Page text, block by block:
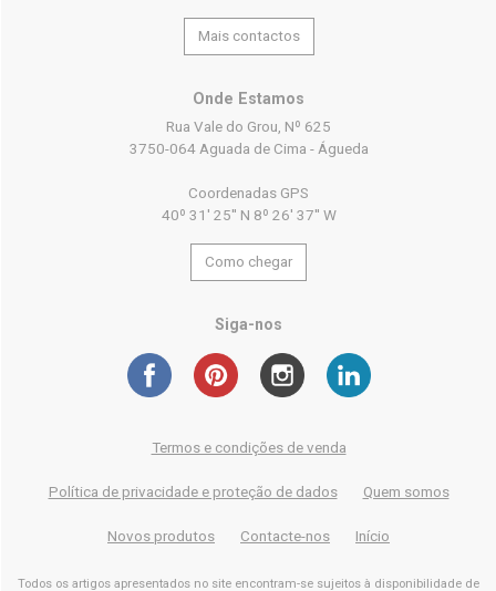
Mais contactos
Onde Estamos
Rua Vale do Grou, Nº 625
3750-064 Aguada de Cima - Águeda
Coordenadas GPS
40º 31' 25'' N 8º 26' 37'' W
Como chegar
Siga-nos
Termos e condições de venda
Política de privacidade e proteção de dados Quem somos
Novos produtos Contacte-nos Início
Todos os artigos apresentados no site encontram-se sujeitos à disponibilidade de